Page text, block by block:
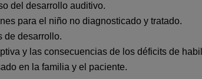
del desarrollo auditivo.
para el niño no diagnosticado y tratado.
de desarrollo.
y las consecuencias de los déficits de
en la familia y el paciente.